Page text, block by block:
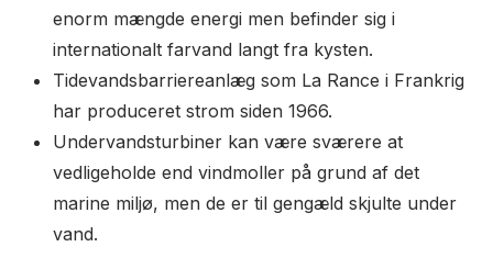
enorm mængde energi men befinder sig i
internationalt farvand langt fra kysten.
Tidevandsbarriereanlæg som La Rance i Frankrig
har produceret strom siden 1966.
Undervandsturbiner kan være sværere at
vedligeholde end vindmoller på grund af det
marine miljø, men de er til gengæld skjulte under
vand.